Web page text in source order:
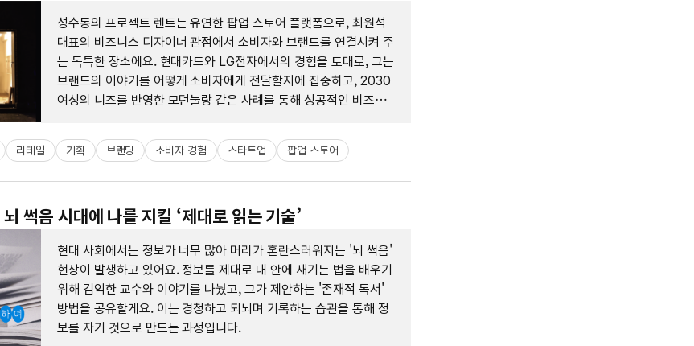
성수동의 프로젝트 렌트는 유연한 팝업 스토어 플랫폼으로, 최원석
대표의 비즈니스 디자이너 관점에서 소비자와 브랜드를 연결시켜 주
는 독특한 장소에요. 현대카드와 LG전자에서의 경험을 토대로, 그는
브랜드의 이야기를 어떻게 소비자에게 전달할지에 집중하고, 2030
여성의 니즈를 반영한 모던눌랑 같은 사례를 통해 성공적인 비즈니
리테일 기획 브랜딩 소비자 경험 스타트업 팝업 스토어
썩음 시대에 나를 지킬 ‘제대로 읽는 기술’
현대 사회에서는 정보가 너무 많아 머리가 혼란스러워지는 '뇌 썩음'
현상이 발생하고 있어요. 정보를 제대로 내 안에 새기는 법을 배우기
위해 김익한 교수와 이야기를 나눴고, 그가 제안하는 '존재적 독서'
방법을 공유할게요. 이는 경청하고 되뇌며 기록하는 습관을 통해 정
보를 자기 것으로 만드는 과정입니다.